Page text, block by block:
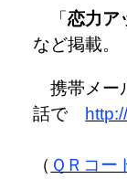
「恋力
など掲載。
携帯メー
話で
（ ＱＲコー